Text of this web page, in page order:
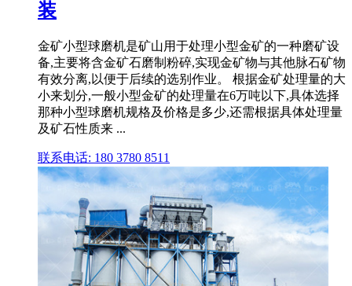
装
金矿小型球磨机是矿山用于处理小型金矿的一种磨矿设
备,主要将含金矿石磨制粉碎,实现金矿物与其他脉石矿物
有效分离,以便于后续的选别作业。 根据金矿处理量的大
小来划分,一般小型金矿的处理量在6万吨以下,具体选择
那种小型球磨机规格及价格是多少,还需根据具体处理量
及矿石性质来 ...
联系电话: 180 3780 8511